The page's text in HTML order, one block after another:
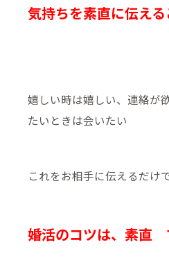
気持ちを素直に伝える
嬉しい時は嬉しい、連絡が
たいときは会いたい
これをお相手に伝えるだけ
婚活のコツは、素直